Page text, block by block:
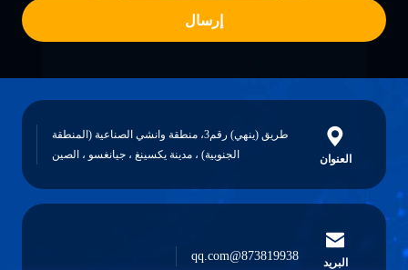
إرسال
العنوان
طريق (ينهي) رقم3، منطقة وانشي الصناعية (المنطقة
الجنوبية) ، مدينة يكسينغ ، جيانغسو ، الصين
البريد
873819938@qq.com